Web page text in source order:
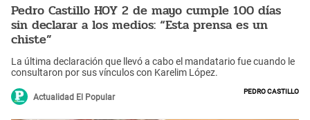
Pedro Castillo HOY 2 de mayo cumple 100 días
sin declarar a los medios: “Esta prensa es un
chiste”
La última declaración que llevó a cabo el mandatario fue cuando le
consultaron por sus vínculos con Karelim López.
Actualidad El Popular
Pedro Castillo